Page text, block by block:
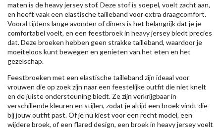
maten is de heavy jersey stof. Deze stof is soepel, voelt zacht aan,
en heeft vaak een elastische tailleband voor extra draagcomfort.
Vooral tijdens lange avonden of diners is het belangrijk dat je je
comfortabel voelt, en een feestbroek in heavy jersey biedt precies
dat. Deze broeken hebben geen strakke tailleband, waardoor je
moeiteloos kunt bewegen en genieten van het eten en het
gezelschap.
Feestbroeken met een elastische tailleband zijn ideaal voor
vrouwen die op zoek zijn naar een feestelijke outfit die niet knelt
en de juiste ondersteuning biedt. Ze zijn verkrijgbaar in
verschillende kleuren en stijlen, zodat je altijd een broek vindt die
bij jouw outfit past. Of je nu kiest voor een recht model, een
wijdere broek, of een flared design, een broek in heavy jersey voelt